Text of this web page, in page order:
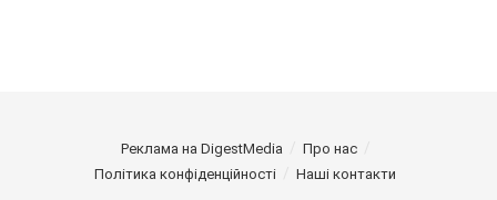
Реклама на DigestMedia
Про нас
Політика конфіденційності
Наші контакти